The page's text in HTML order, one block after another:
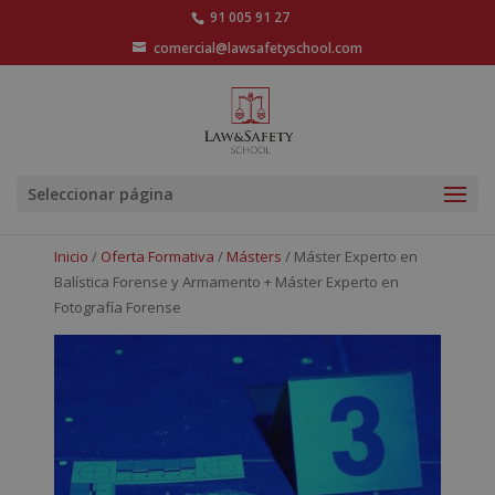
91 005 91 27
comercial@lawsafetyschool.com
Seleccionar página
Inicio / Oferta Formativa / Másters / Máster Experto en
Balística Forense y Armamento + Máster Experto en
Fotografía Forense